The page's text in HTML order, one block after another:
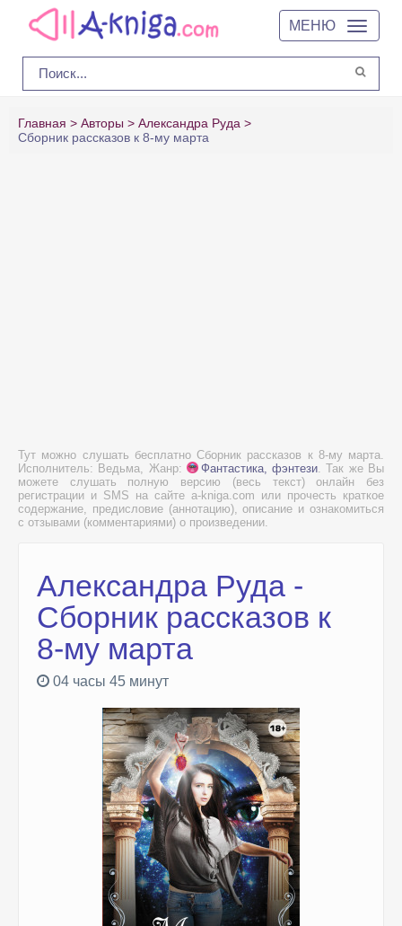
МЕНЮ
Главная Авторы
Александра Руда
Сборник рассказов к 8-му марта
Тут можно слушать бесплатно Сборник рассказов к 8-му марта.
Исполнитель: Ведьма, Жанр:
Фантастика, фэнтези. Так же Вы
можете слушать полную версию (весь текст) онлайн без
регистрации и SMS на сайте a-kniga.com или прочесть краткое
содержание, предисловие (аннотацию), описание и ознакомиться
с отзывами (комментариями) о произведении.
Александра Руда -
Сборник рассказов к
8-му марта
04 часы 45 минут